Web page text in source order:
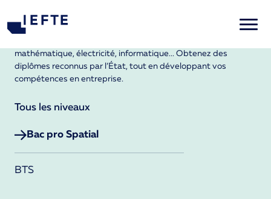
Parcours
mathématique, électricité, informatique... Obtenez des
diplômes reconnus par l’État, tout en développant vos
compétences en entreprise.
Tous les niveaux
Bac pro Spatial
BTS